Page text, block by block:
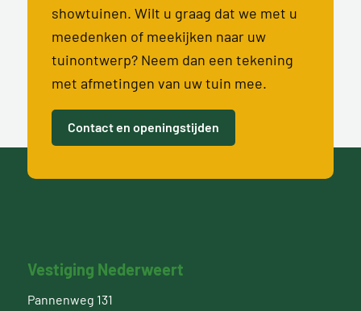
showtuinen. Wilt u graag dat we met u
meedenken of meekijken naar uw
tuinontwerp? Neem dan een tekening
met afmetingen van uw tuin mee.
Contact en openingstijden
Vestiging Nederweert
Pannenweg 131